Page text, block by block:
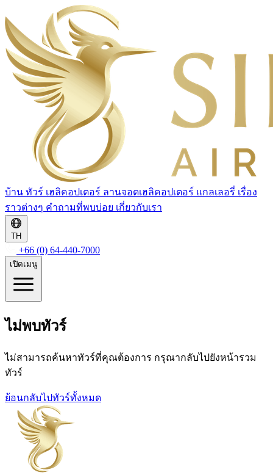
บ้าน ทัวร์ เฮลิคอปเตอร์ ลานจอดเฮลิคอปเตอร์ แกลเลอรี่ เรื่อง
ราวต่างๆ คำถามที่พบบ่อย เกี่ยวกับเรา
TH
+66 (0) 64-440-7000
เปิดเมนู
ไม่พบทัวร์
ไม่สามารถค้นหาทัวร์ที่คุณต้องการ กรุณากลับไปยังหน้ารวม
ทัวร์
ย้อนกลับไปทัวร์ทั้งหมด